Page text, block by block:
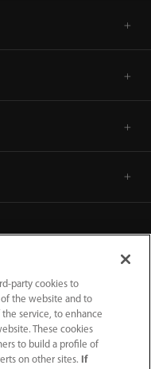
party cookies to
the website and to
service, to enhance
These cookies
to build a profile of
on other sites.
If